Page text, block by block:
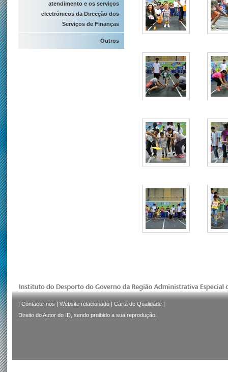
atendimento e os serviços
electrónicos da Direcção dos
Serviços de Finanças
Outros
| Contacte-nos | Website relacionado | Carta de Qualidade |
Direito do Autor do ID, sendo proibido a sua reprodução.